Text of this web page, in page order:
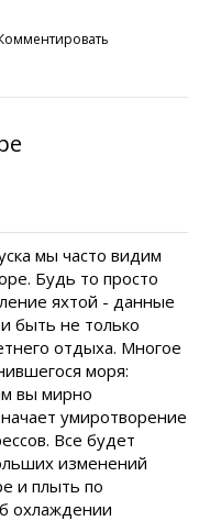
мы часто видим
Будь то просто
яхтой - данные
быть не только
отдыха. Многое
моря:
вы мирно
умиротворение
Все будет
изменений
и плыть по
охлаждении